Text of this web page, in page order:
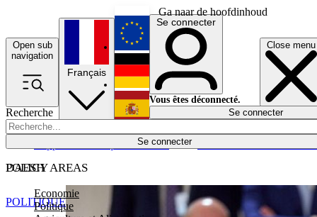
Ga naar de hoofdinhoud
Open sub
navigation
Close menu
Recherche
Se connecter
POLICY AREAS
Economie
Politique
Économie
Français
English
Deutsch
Español
Se connecter
Vous êtes déconnecté.
Se connecter
DAESH
POLITIQUE